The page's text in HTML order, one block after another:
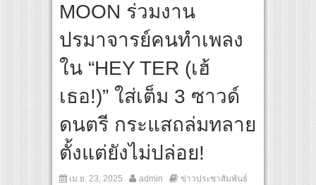
” ปลุกกระแส ผิวโชกุ ผิวโชว์ได้ ตอบโจทย์คนรุ่นใหม่
ปิดเกมใหม่ในวงการการศึกษา เปิดตัว “SCA PLUS” แพลตฟอร์มการเรียนรู้
อดการลงทุนในธุรกิจการศึกษากว่า 100 ล้านบาท
MOON ร่วมงาน
ปรมาจารย์คนทำเพลง
ใน “HEY TER (เฮ้
เธอ!)” ใส่เต็ม 3 ซาวด์
ดนตรี กระแสถล่มทลาย
ตั้งแต่ยังไม่ปล่อย!
เม.ย. 23, 2025 admin
ข่าวประชาสัมพันธ์